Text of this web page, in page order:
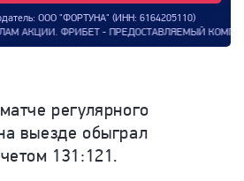
ООО "ФОРТУНА" (ИНН: 6164205110)
ФРИБЕТ - ПРЕДОСТАВЛЯЕМЫЙ КОМПАНИЕЙ
регулярного
выезде обыграл
131:121.